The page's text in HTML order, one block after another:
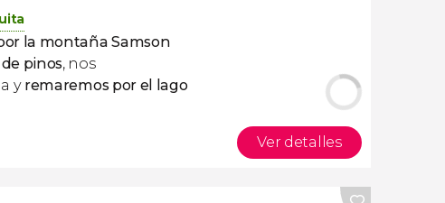
la montaña Samson
pinos, nos
y remaremos por el lago
Ver detalles